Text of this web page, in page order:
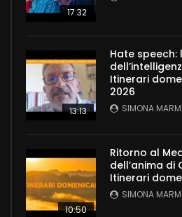
17:32
13:13
Hate speech:
Itinerari
2026
SIMONA
10:50
Ritorno al
dell’anima di
Itinerari
SIMONA